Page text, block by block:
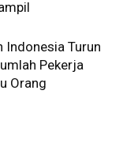
Indonesia Turun
Pekerja
Orang